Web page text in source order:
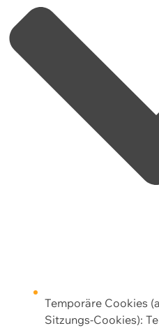
Temporäre Cookies
Sitzungs-Cookies):